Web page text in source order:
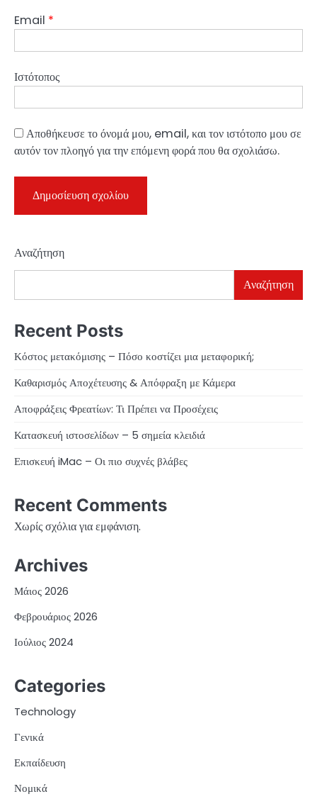
Email *
Ιστότοπος
Αποθήκευσε το όνομά μου, email, και τον ιστότοπο μου σε
αυτόν τον πλοηγό για την επόμενη φορά που θα σχολιάσω.
Αναζήτηση
Αναζήτηση
Recent Posts
Κόστος μετακόμισης – Πόσο κοστίζει μια μεταφορική;
Καθαρισμός Αποχέτευσης & Απόφραξη με Κάμερα
Αποφράξεις Φρεατίων: Τι Πρέπει να Προσέχεις
Κατασκευή ιστοσελίδων – 5 σημεία κλειδιά
Επισκευή iMac – Οι πιο συχνές βλάβες
Recent Comments
Χωρίς σχόλια για εμφάνιση.
Archives
Μάιος 2026
Φεβρουάριος 2026
Ιούλιος 2024
Categories
Technology
Γενικά
Εκπαίδευση
Νομικά